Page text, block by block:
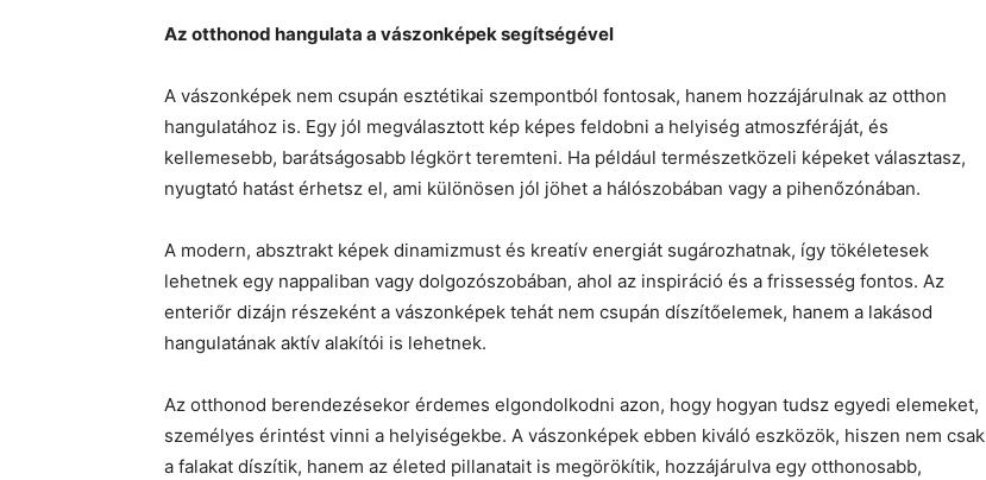
Az otthonod hangulata a vászonképek segítségével
A vászonképek nem csupán esztétikai szempontból fontosak, hanem hozzájárulnak az otthon
hangulatához is. Egy jól megválasztott kép képes feldobni a helyiség atmoszféráját, és
kellemesebb, barátságosabb légkört teremteni. Ha például természetközeli képeket választasz,
nyugtató hatást érhetsz el, ami különösen jól jöhet a hálószobában vagy a pihenőzónában.
A modern, absztrakt képek dinamizmust és kreatív energiát sugározhatnak, így tökéletesek
lehetnek egy nappaliban vagy dolgozószobában, ahol az inspiráció és a frissesség fontos. Az
enteriőr dizájn részeként a vászonképek tehát nem csupán díszítőelemek, hanem a lakásod
hangulatának aktív alakítói is lehetnek.
Az otthonod berendezésekor érdemes elgondolkodni azon, hogy hogyan tudsz egyedi elemeket,
személyes érintést vinni a helyiségekbe. A vászonképek ebben kiváló eszközök, hiszen nem csak
a falakat díszítik, hanem az életed pillanatait is megörökítik, hozzájárulva egy otthonosabb,